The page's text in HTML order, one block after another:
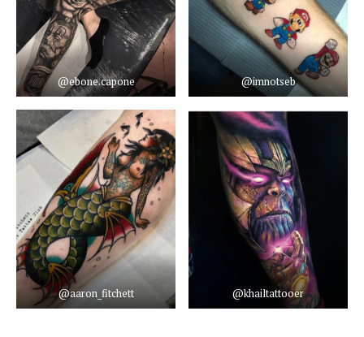
@ebone.capone @imnotseb
@aaron_fitchett @khailtattooer